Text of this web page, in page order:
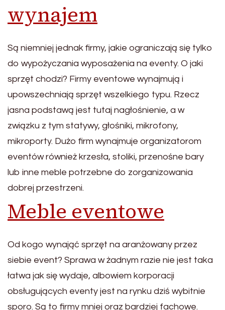
wynajem
Są niemniej jednak firmy, jakie ograniczają się tylko
do wypożyczania wyposażenia na eventy. O jaki
sprzęt chodzi? Firmy eventowe wynajmują i
upowszechniają sprzęt wszelkiego typu. Rzecz
jasna podstawą jest tutaj nagłośnienie, a w
związku z tym statywy, głośniki, mikrofony,
mikroporty. Dużo firm wynajmuje organizatorom
eventów również krzesła, stoliki, przenośne bary
lub inne meble potrzebne do zorganizowania
dobrej przestrzeni.
Meble eventowe
Od kogo wynająć sprzęt na aranżowany przez
siebie event? Sprawa w żadnym razie nie jest taka
łatwa jak się wydaje, albowiem korporacji
obsługujących eventy jest na rynku dziś wybitnie
sporo. Są to firmy mniej oraz bardziej fachowe.